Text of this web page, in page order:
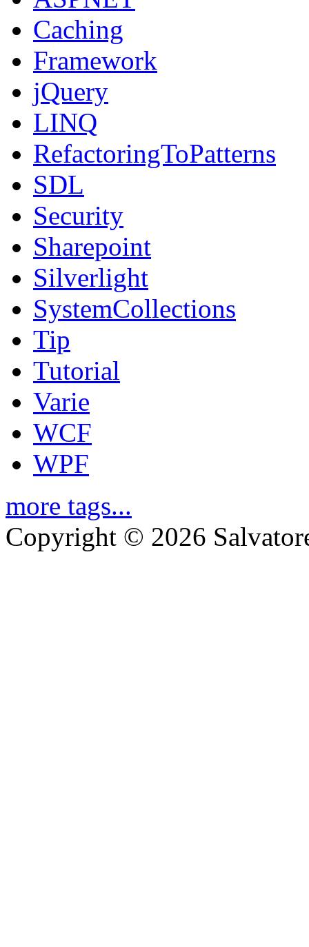
Caching
Framework
jQuery
LINQ
RefactoringToPatterns
SDL
Security
Sharepoint
Silverlight
SystemCollections
Tip
Tutorial
Varie
WCF
WPF
more tags...
Copyright © 2026